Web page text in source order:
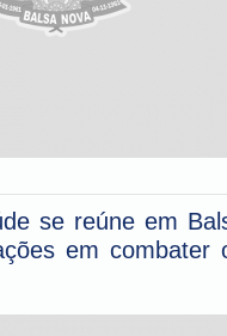
se reúne em
em combater